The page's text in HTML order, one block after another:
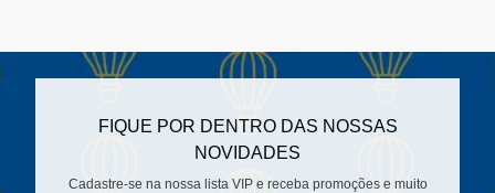
FIQUE POR DENTRO DAS NOSSAS
NOVIDADES
Cadastre-se na nossa lista VIP e receba promoções e muito